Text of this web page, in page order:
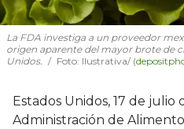
La FDA investiga a un proveedor
origen aparente del mayor brote de
Unidos.
Foto: Ilustrativa/ (
Estados Unidos, 17 de julio
Administración de